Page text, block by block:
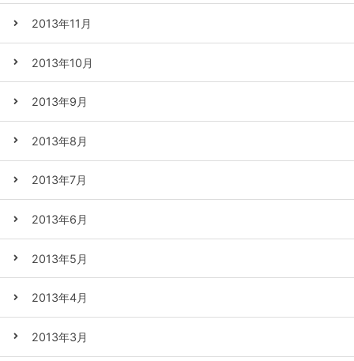
2013年11月
2013年10月
2013年9月
2013年8月
2013年7月
2013年6月
2013年5月
2013年4月
2013年3月